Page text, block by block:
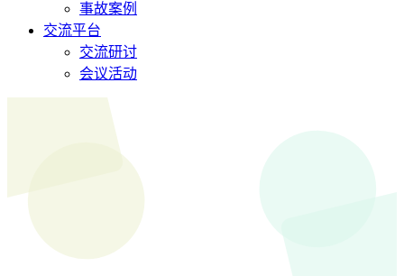
事故案例
交流平台
交流研讨
会议活动